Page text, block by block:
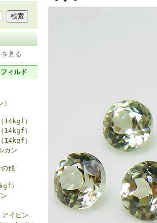
見る
ィルド
14kgf）
14kgf）
14kgf）
カン
他
）
イピン